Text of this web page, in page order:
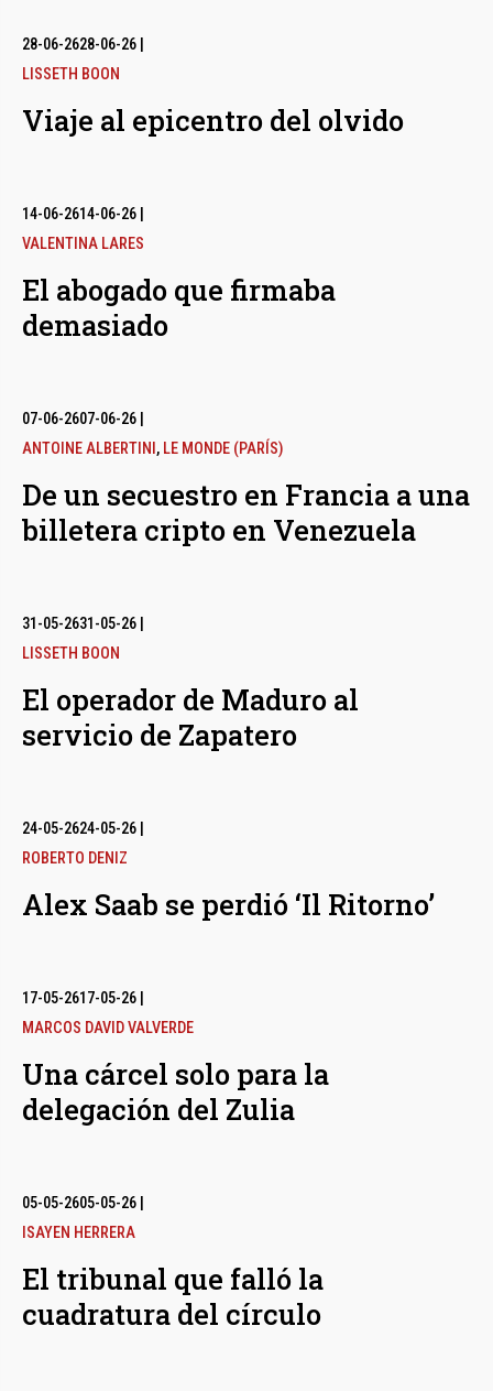
28-06-2628-06-26
LISSETH BOON
Viaje al epicentro del olvido
14-06-2614-06-26
VALENTINA LARES
El abogado que firmaba
demasiado
07-06-2607-06-26
ANTOINE ALBERTINI , LE MONDE (PARÍS)
De un secuestro en Francia a una
billetera cripto en Venezuela
31-05-2631-05-26
LISSETH BOON
El operador de Maduro al
servicio de Zapatero
24-05-2624-05-26
ROBERTO DENIZ
Alex Saab se perdió ‘Il Ritorno’
17-05-2617-05-26
MARCOS DAVID VALVERDE
Una cárcel solo para la
delegación del Zulia
05-05-2605-05-26
ISAYEN HERRERA
El tribunal que falló la
cuadratura del círculo